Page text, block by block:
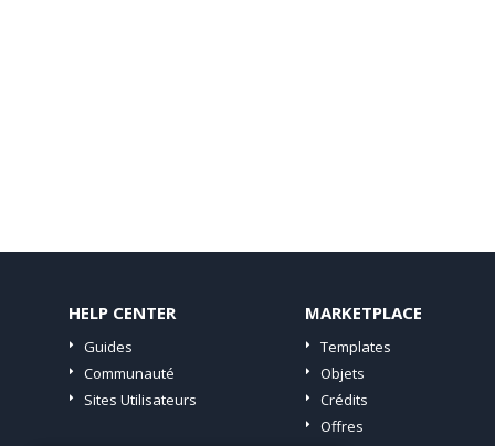
HELP CENTER
Guides
Communauté
Sites Utilisateurs
MARKETPLACE
Templates
Objets
Crédits
Offres